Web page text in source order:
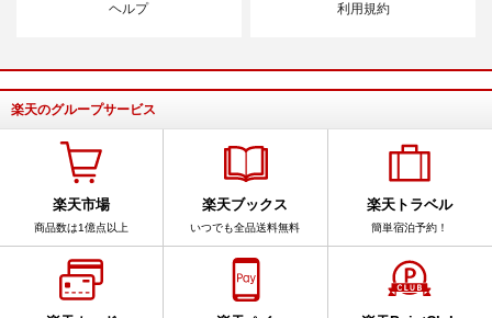
ヘルプ 利用規約
楽天のグループサービス
楽天市場
商品数は1億点以上
楽天ブックス
いつでも全品送料無料
楽天トラベル
簡単宿泊予約！